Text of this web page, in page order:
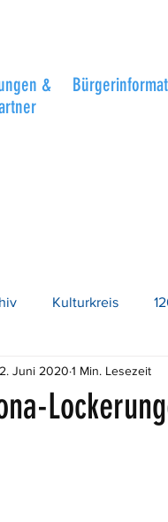
&
Kulturkreis
Juni 2020 1 Min. Lesezeit